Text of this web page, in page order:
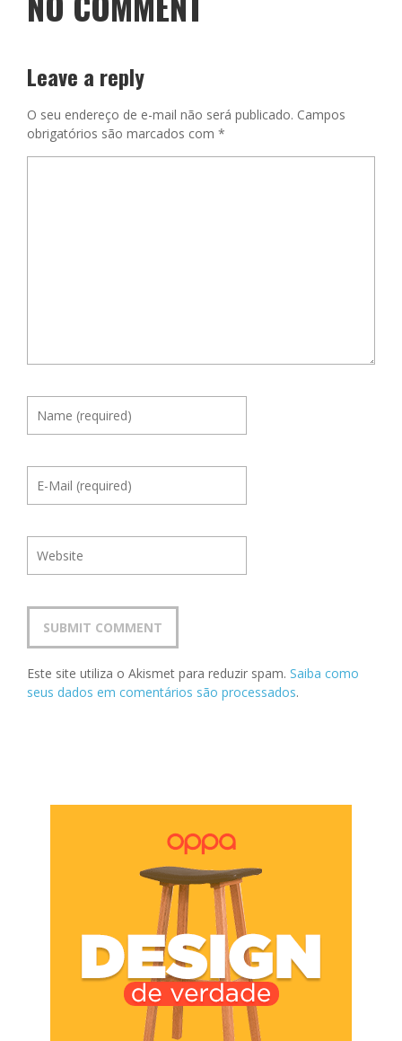
Leave a reply
O seu endereço de e-mail não será publicado. Campos
obrigatórios são marcados com *
Este site utiliza o Akismet para reduzir spam. Saiba como
seus dados em comentários são processados.